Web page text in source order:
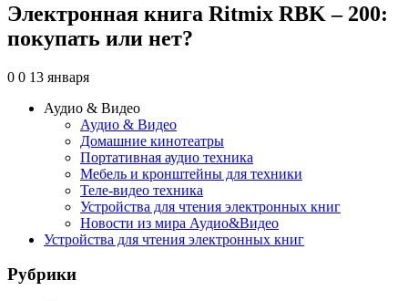
Электронная книга Ritmix RBK – 200:
покупать или нет?
0 0 13 января
Аудио & Видео
Аудио & Видео
Домашние кинотеатры
Портативная аудио техника
Мебель и кронштейны для техники
Теле-видео техника
Устройства для чтения электронных книг
Новости из мира Аудио&Видео
Устройства для чтения электронных книг
Рубрики